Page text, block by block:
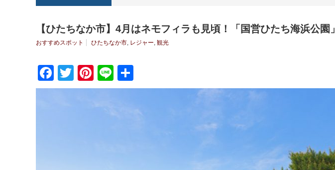
【ひたちなか市】4月はネモフィラも見頃！「国営ひたち海浜公園」
おすすめスポット ひたちなか市, レジャー, 観光
Facebook
TwitterPinterest
Line
有